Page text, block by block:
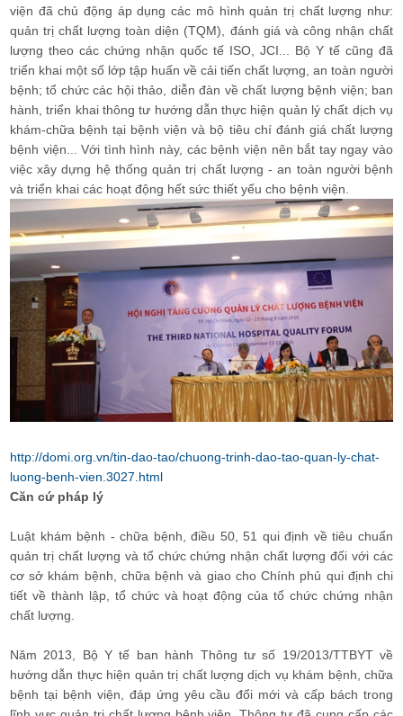
viện đã chủ động áp dụng các mô hình quản trị chất lượng như:
quản trị chất lượng toàn diện (TQM), đánh giá và công nhận chất
lượng theo các chứng nhận quốc tế ISO, JCI... Bộ Y tế cũng đã
triển khai một số lớp tập huấn về cải tiến chất lượng, an toàn người
bệnh; tổ chức các hội thảo, diễn đàn về chất lượng bệnh viện; ban
hành, triển khai thông tư hướng dẫn thực hiện quản lý chất dịch vụ
khám-chữa bệnh tại bệnh viện và bộ tiêu chí đánh giá chất lượng
bệnh viện... Với tình hình này, các bệnh viện nên bắt tay ngay vào
việc xây dựng hệ thống quản trị chất lượng - an toàn người bệnh
và triển khai các hoạt động hết sức thiết yếu cho bệnh viện.
http://domi.org.vn/tin-dao-tao/chuong-trinh-dao-tao-quan-ly-chat-
luong-benh-vien.3027.html
Căn cứ pháp lý
Luật khám bệnh - chữa bệnh, điều 50, 51 qui định về tiêu chuẩn
quản trị chất lượng và tổ chức chứng nhận chất lượng đối với các
cơ sở khám bệnh, chữa bệnh và giao cho Chính phủ qui định chi
tiết về thành lập, tổ chức và hoạt động của tổ chức chứng nhận
chất lượng.
Năm 2013, Bộ Y tế ban hành Thông tư số 19/2013/TTBYT về
hướng dẫn thực hiện quản trị chất lượng dịch vụ khám bệnh, chữa
bệnh tại bệnh viện, đáp ứng yêu cầu đổi mới và cấp bách trong